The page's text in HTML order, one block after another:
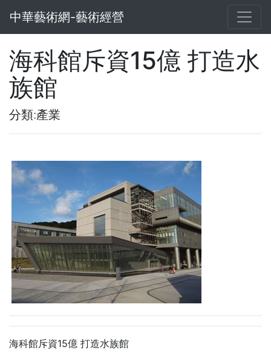
中華藝術網-藝術經營
海科館斥資15億 打造水
族館
分類:產業
海科館斥資15億 打造水族館